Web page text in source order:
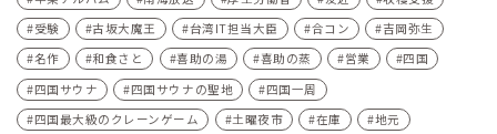
受験
古坂大魔王 台湾IT担当大臣 合コン
吉岡弥生
名作
和食さと 喜助の湯 喜助の蒸 営業
四国
四国サウナ
四国サウナの聖地
四国一周
四国最大級のクレーンゲーム
土曜夜市 在庫
地元